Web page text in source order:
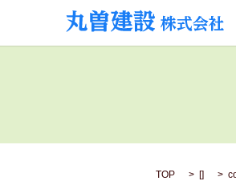
TOP []